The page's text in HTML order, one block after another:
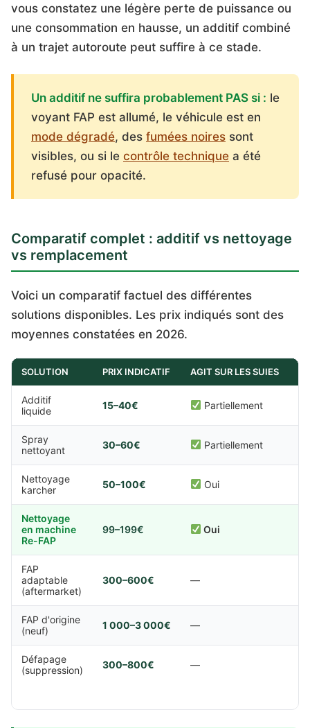
vous constatez une légère perte de puissance ou
une consommation en hausse, un additif combiné
à un trajet autoroute peut suffire à ce stade.
Un additif ne suffira probablement PAS si : le
voyant FAP est allumé, le véhicule est en
mode dégradé, des fumées noires sont
visibles, ou si le contrôle technique a été
refusé pour opacité.
Comparatif complet : additif vs nettoyage
vs remplacement
Voici un comparatif factuel des différentes
solutions disponibles. Les prix indiqués sont des
moyennes constatées en 2026.
SOLUTION PRIX INDICATIF AGIT SUR LES SUIES
Additif
liquide
15–40€ Partiellement
Spray
nettoyant
30–60€ Partiellement
Nettoyage
karcher
50–100€ Oui
Nettoyage
en machine
Re-FAP
99–199€ Oui
FAP
adaptable
(aftermarket)
300–600€ —
FAP d'origine
(neuf)
1 000–3 000€ —
Défapage
(suppression)
300–800€ —